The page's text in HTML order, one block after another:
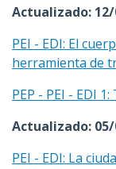
Actualizado: 12/
PEI - EDI: El
herramienta de
PEP - PEI - EDI
Actualizado: 05/
PEI - EDI: La